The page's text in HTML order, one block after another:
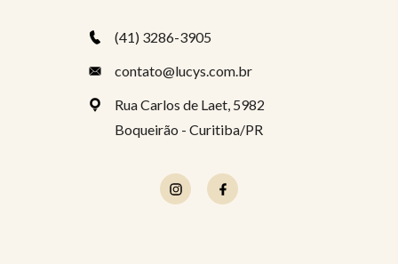
(41) 3286-3905
contato@lucys.com.br
Rua Carlos de Laet, 5982
Boqueirão - Curitiba/PR